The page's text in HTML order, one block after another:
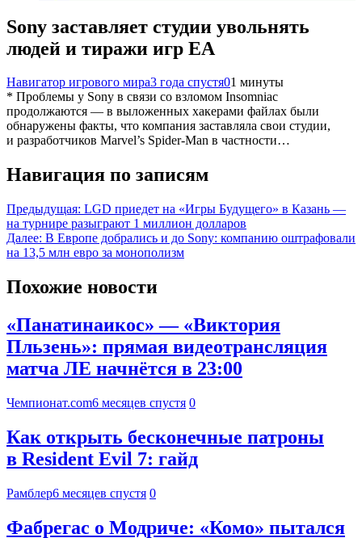
Sony заставляет студии увольнять
людей и тиражи игр ЕА
Навигатор игрового мира3 года спустя01 минуты
* Проблемы у Sony в связи со взломом Insomniac
продолжаются — в выложенных хакерами файлах были
обнаружены факты, что компания заставляла свои студии,
и разработчиков Marvel’s Spider-Man в частности…
Навигация по записям
Предыдущая: LGD приедет на «Игры Будущего» в Казань —
на турнире разыграют 1 миллион долларов
Далее: В Европе добрались и до Sony: компанию оштрафовали
на 13,5 млн евро за монополизм
Похожие новости
«Панатинаикос» — «Виктория
Пльзень»: прямая видеотрансляция
матча ЛЕ начнётся в 23:00
Чемпионат.com6 месяцев спустя 0
Как открыть бесконечные патроны
в Resident Evil 7: гайд
Рамблер6 месяцев спустя 0
Фабрегас о Модриче: «Комо» пытался